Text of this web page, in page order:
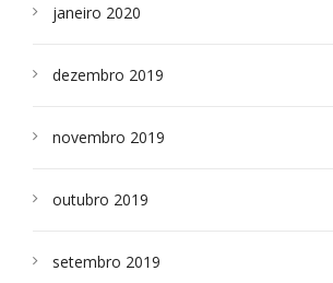
janeiro 2020
dezembro 2019
novembro 2019
outubro 2019
setembro 2019